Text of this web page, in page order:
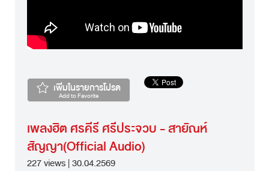
เพิ่มในรายการโปรด
Add to Favorite
เพลงฮิต ศรคีรี ศรีประจวบ - สายัณห์
สัญญา(Official Audio)
227 views | 30.04.2569